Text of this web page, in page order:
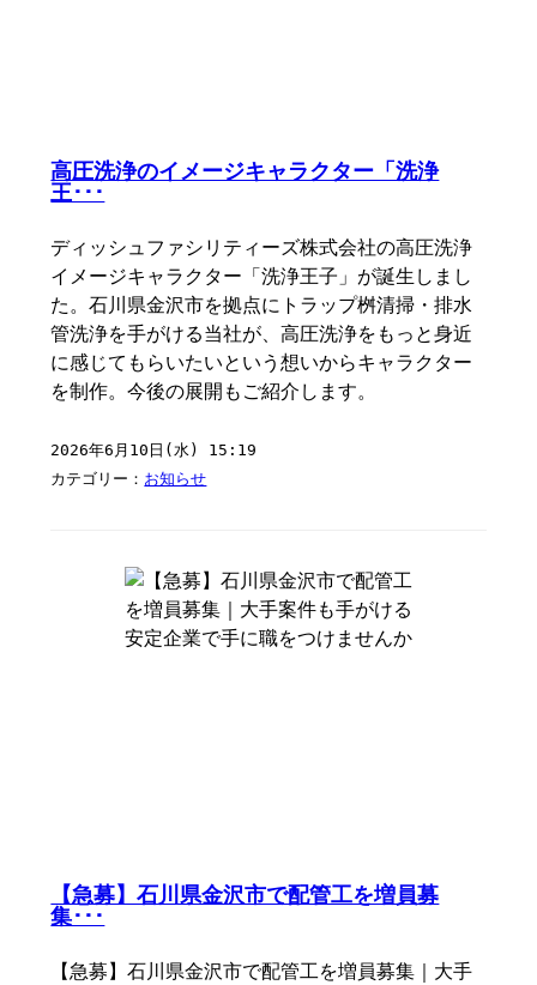
高圧洗浄のイメージキャラクター「洗浄
王･･･
ディッシュファシリティーズ株式会社の高圧洗浄
イメージキャラクター「洗浄王子」が誕生しまし
た。石川県金沢市を拠点にトラップ桝清掃・排水
管洗浄を手がける当社が、高圧洗浄をもっと身近
に感じてもらいたいという想いからキャラクター
を制作。今後の展開もご紹介します。
2026年6月10日(水) 15:19
カテゴリー： お知らせ
【急募】石川県金沢市で配管工を増員募
集･･･
【急募】石川県金沢市で配管工を増員募集｜大手